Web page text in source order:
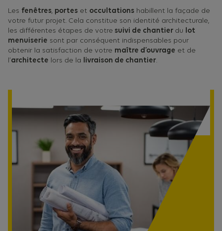
Les fenêtres, portes et occultations habillent la façade de
votre futur projet. Cela constitue son identité architecturale,
les différentes étapes de votre suivi de chantier du
lot
menuiserie sont par conséquent indispensables pour
obtenir la satisfaction de votre maître d’ouvrage et de
l’architecte lors de la livraison de chantier.